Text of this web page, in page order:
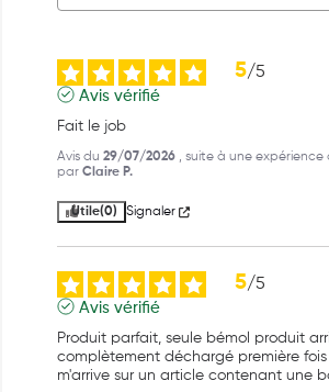
5/5
Avis vérifié
Fait le job
Avis du 29/07/2026 , suite à une expérience
par Claire P.
Utile(0) Signaler
5/5
Avis vérifié
Produit parfait, seule bémol produit
complètement déchargé première
m'arrive sur un article contenant une